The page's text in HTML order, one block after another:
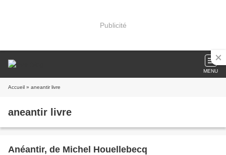
Publicité
MENU
Accueil » aneantir livre
aneantir livre
Anéantir, de Michel Houellebecq